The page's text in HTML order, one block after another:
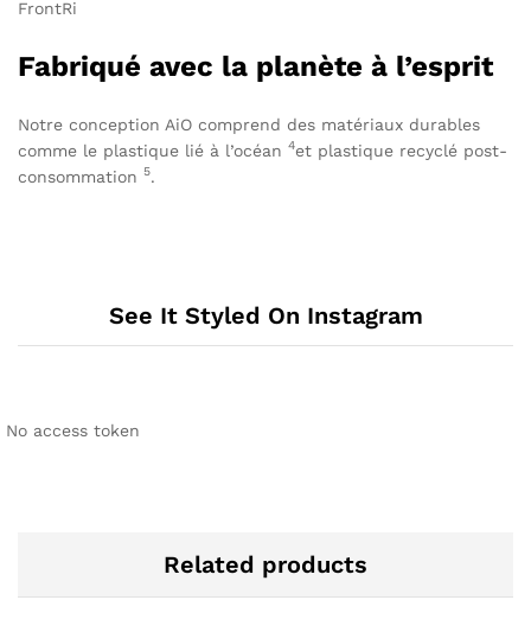
Fabriqué avec la planète à l’esprit
Notre conception AiO comprend des matériaux durables
comme le plastique lié à l’océan 4et plastique recyclé post-
consommation 5.
See It Styled On Instagram
No access token
Related products